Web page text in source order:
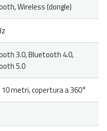
Wireless (dongle)
3.0, Bluetooth 4.0,
5.0
10 metri, copertura a 360°